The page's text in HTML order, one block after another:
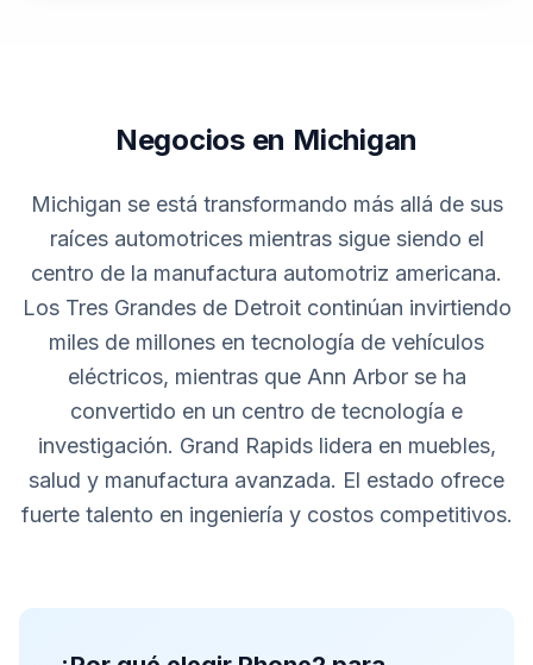
Negocios en Michigan
Michigan se está transformando más allá de sus
raíces automotrices mientras sigue siendo el
centro de la manufactura automotriz americana.
Los Tres Grandes de Detroit continúan invirtiendo
miles de millones en tecnología de vehículos
eléctricos, mientras que Ann Arbor se ha
convertido en un centro de tecnología e
investigación. Grand Rapids lidera en muebles,
salud y manufactura avanzada. El estado ofrece
fuerte talento en ingeniería y costos competitivos.